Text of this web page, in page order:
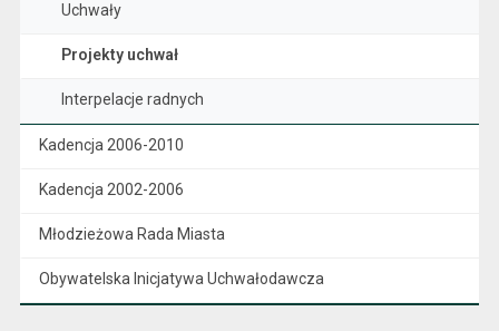
Uchwały
Projekty uchwał
Interpelacje radnych
Kadencja 2006-2010
Kadencja 2002-2006
Młodzieżowa Rada Miasta
Obywatelska Inicjatywa Uchwałodawcza